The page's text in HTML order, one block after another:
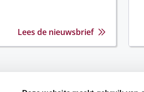
Lees de nieuwsbrief